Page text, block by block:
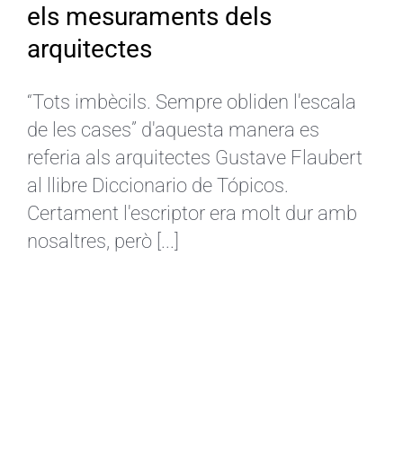
els mesuraments dels
arquitectes
“Tots imbècils. Sempre obliden l'escala
de les cases” d'aquesta manera es
referia als arquitectes Gustave Flaubert
al llibre Diccionario de Tópicos.
Certament l'escriptor era molt dur amb
nosaltres, però [...]